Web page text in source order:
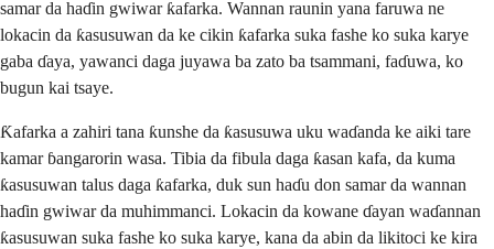
samar da haɗin gwiwar ƙafarka. Wannan raunin yana faruwa ne
lokacin da ƙasusuwan da ke cikin ƙafarka suka fashe ko suka karye
gaba ɗaya, yawanci daga juyawa ba zato ba tsammani, faɗuwa, ko
bugun kai tsaye.
Ƙafarka a zahiri tana ƙunshe da ƙasusuwa uku waɗanda ke aiki tare
kamar ɓangarorin wasa. Tibia da fibula daga ƙasan kafa, da kuma
ƙasusuwan talus daga ƙafarka, duk sun haɗu don samar da wannan
haɗin gwiwar da muhimmanci. Lokacin da kowane ɗayan waɗannan
ƙasusuwan suka fashe ko suka karye, kana da abin da likitoci ke kira